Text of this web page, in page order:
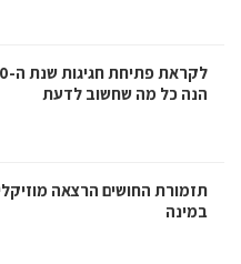
הנה כל מה שחשוב לדעת
תזמורת החושים הרצאה
במינה